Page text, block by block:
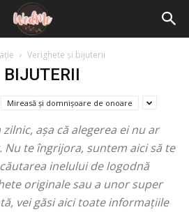
Verighete și bijuterii
Mireasă și domnișoare de onoare
așa că alegerea ei nu ar
te îngrijora, suntem aici să te
inelului de logodnă
originale sau a unor super
vei găsi aici toate informațiile